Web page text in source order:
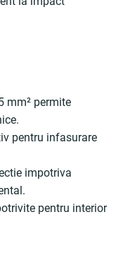
mm² permite
pentru infasurare
impotriva
pentru interior